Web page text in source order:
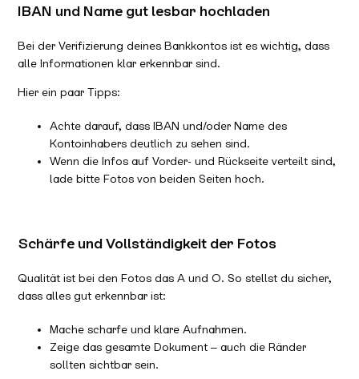
IBAN und Name gut lesbar hochladen
Bei der Verifizierung deines Bankkontos ist es wichtig, dass
alle Informationen klar erkennbar sind.
Hier ein paar Tipps:
Achte darauf, dass IBAN und/oder Name des
Kontoinhabers deutlich zu sehen sind.
Wenn die Infos auf Vorder- und Rückseite verteilt sind,
lade bitte Fotos von beiden Seiten hoch.
Schärfe und Vollständigkeit der Fotos
Qualität ist bei den Fotos das A und O. So stellst du sicher,
dass alles gut erkennbar ist:
Mache scharfe und klare Aufnahmen.
Zeige das gesamte Dokument – auch die Ränder
sollten sichtbar sein.